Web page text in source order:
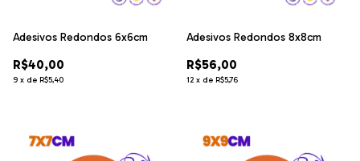
Adesivos Redondos 6x6cm
R$40,00
9 x de R$5,40
Adesivos Redondos 8x8cm
R$56,00
12 x de R$5,76